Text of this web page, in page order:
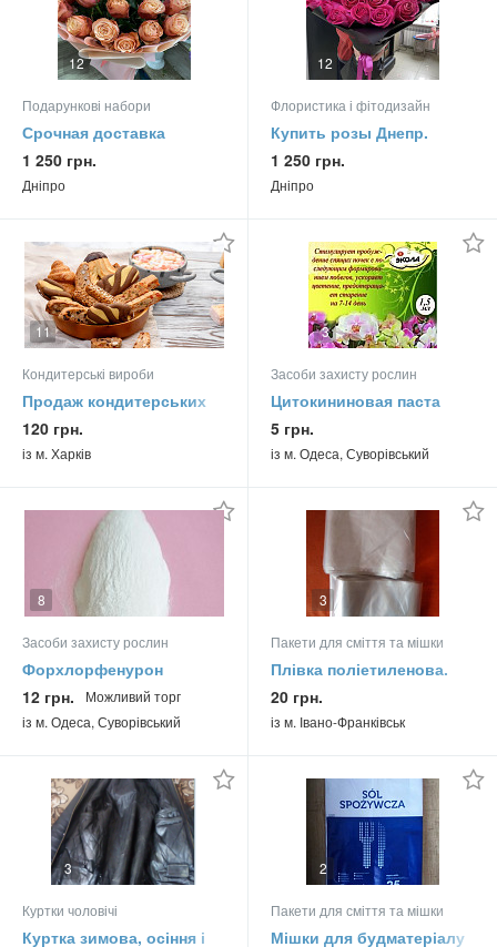
12
Подарункові набори
Срочная доставка
цветов букетов по
телефону. Магазин
цветов
1 250 грн.
Дніпро
12
Флористика і фітодизайн
Купить розы Днепр.
Цветочный магазин
Днепр. Доставка букетов
Днепр
1 250 грн.
Дніпро
11
Кондитерські вироби
Продаж кондитерських
виробів від виробника.
Опт. тм Роса
120 грн.
із м. Харків
3
Засоби захисту рослин
Цитокининовая паста
5 грн.
із м. Одеса, Суворівський
8
Засоби захисту рослин
Форхлорфенурон
Гетероауксин
Гиббереллин
брассинолид
12 грн.
Можливий торг
із м. Одеса, Суворівський
3
Пакети для сміття та мішки
Плівка поліетиленова.
Рукав
20 грн.
із м. Івано-Франківськ
3
Куртки чоловічі
Куртка зимова, осіння і
2
Пакети для сміття та мішки
Мішки для будматеріалу